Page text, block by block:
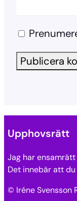
Upphovsrätt
Jag har
Det innebär att du
© Iréne Svensson